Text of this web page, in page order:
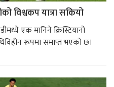
विश्वकप यात्रा सकियो
एक मानिने क्रिस्टियानो
रूपमा समाप्त भएको छ।